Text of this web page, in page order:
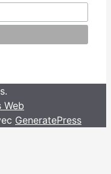
Web
GeneratePress